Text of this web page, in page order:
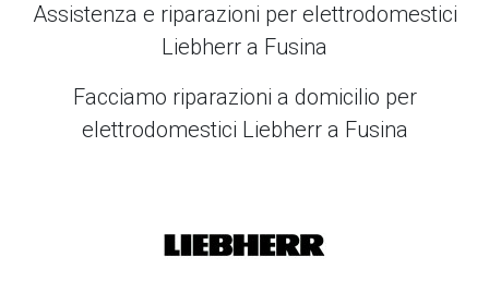
Assistenza e riparazioni per elettrodomestici
Liebherr a Fusina
Facciamo riparazioni a domicilio per
elettrodomestici Liebherr a Fusina